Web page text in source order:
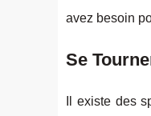
avez besoin
Se
Il existe des